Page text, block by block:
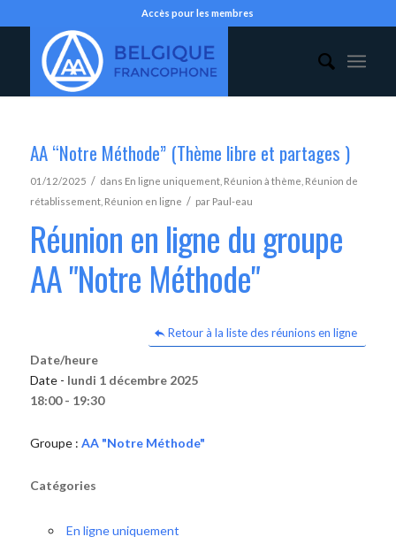
Accès pour les membres
AA “Notre Méthode” (Thème libre et partages )
01/12/2025 / dans En ligne uniquement, Réunion à thème Réunion de
rétablissement, Réunion en ligne / par Paul-eau
Réunion en ligne du groupe
AA "Notre Méthode"
Retour à la liste des réunions en ligne
Date/heure
Date - lundi 1 décembre 2025
18:00 - 19:30
Groupe : AA "Notre Méthode"
Catégories
En ligne uniquement